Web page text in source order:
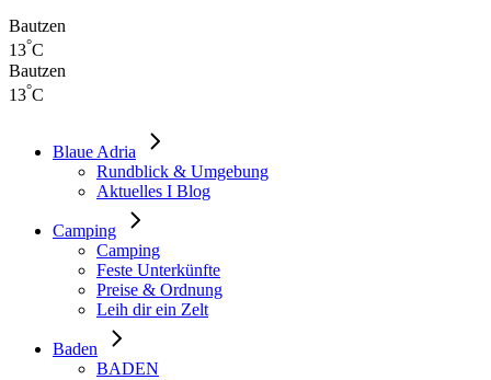
Bautzen
13°C
Bautzen
13°C
Blaue Adria
Rundblick & Umgebung
Aktuelles I Blog
Camping
Camping
Feste Unterkünfte
Preise & Ordnung
Leih dir ein Zelt
Baden
BADEN